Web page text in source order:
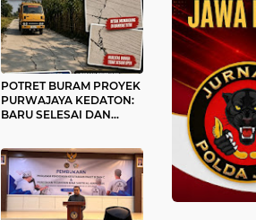
POTRET BURAM PROYEK
PURWAJAYA KEDATON:
BARU SELESAI DAN
SUDAH RETAK PARAH